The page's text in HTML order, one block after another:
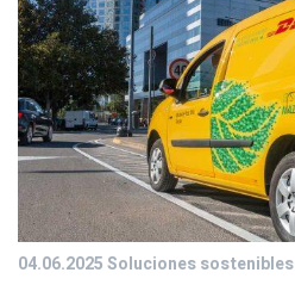
04.06.2025Soluciones sostenibles